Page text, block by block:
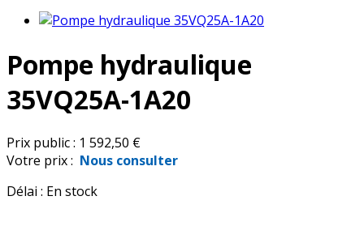
Pompe hydraulique
35VQ25A-1A20
Prix public : 1 592,50 €
Votre prix : Nous consulter
Délai : En stock